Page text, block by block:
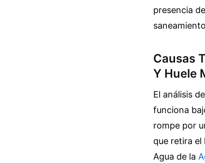
presencia
Causas
Y Huele
El análisis
funciona
rompe por
que retira el
Agua de la